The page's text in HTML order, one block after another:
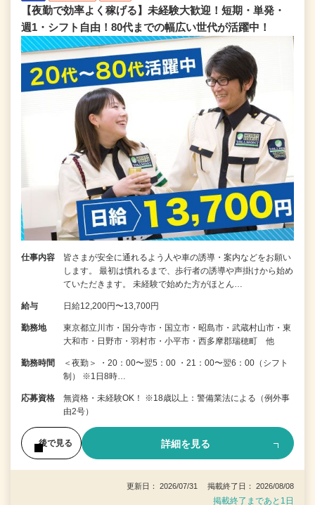
【夜勤で効率よく稼げる】未経験大歓迎！短期・単発・
週1・シフト自由！80代までの幅広い世代が活躍中！
仕事内容
皆さまが安全に通れるよう人や車の誘導・案内などをお願い
します。 最初は慣れるまで、歩行者の誘導や声掛けから始め
ていただきます。 未経験で始めた方がほとん…
給与 日給12,200円〜13,700円
勤務地
東京都立川市・国分寺市・国立市・昭島市・武蔵村山市・東
大和市・日野市・羽村市・小平市・西多摩郡瑞穂町 他
勤務時間
＜夜勤＞ ・20：00〜翌5：00 ・21：00〜翌6：00（シフト
制） ※1日8時…
応募資格
無資格・未経験OK！ ※18歳以上：警備業法による（例外事
由2号）
後で見る 詳細を見る
更新日： 2026/07/31 掲載終了日： 2026/08/08
掲載終了まであと1日